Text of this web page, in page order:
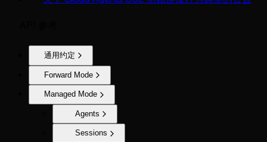
通用约定
Forward Mode
Managed Mode
Agents
Sessions